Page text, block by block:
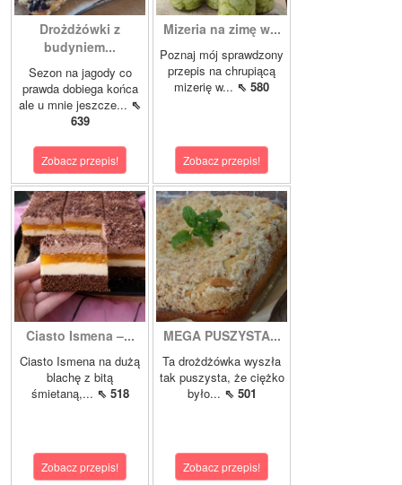
Drożdżówki z
budyniem...
Sezon na jagody co
prawda dobiega końca
ale u mnie jeszcze... ⇖
639
Zobacz przepis!
Mizeria na zimę w...
Poznaj mój sprawdzony
przepis na chrupiącą
mizerię w... ⇖ 580
Zobacz przepis!
Ciasto Ismena –...
Ciasto Ismena na dużą
blachę z bitą
śmietaną,... ⇖ 518
Zobacz przepis!
MEGA PUSZYSTA...
Ta drożdżówka wyszła
tak puszysta, że ciężko
było... ⇖ 501
Zobacz przepis!